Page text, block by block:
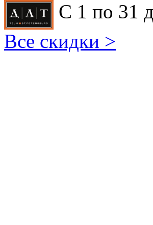
С 1 по 31
Все скидки >